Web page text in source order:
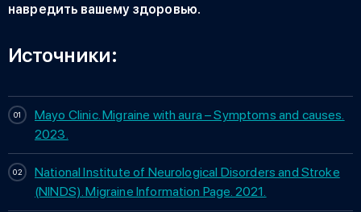
навредить вашему здоровью.
Источники:
Mayo Clinic. Migraine with aura – Symptoms and causes.
2023.
National Institute of Neurological Disorders and Stroke
(NINDS). Migraine Information Page. 2021.